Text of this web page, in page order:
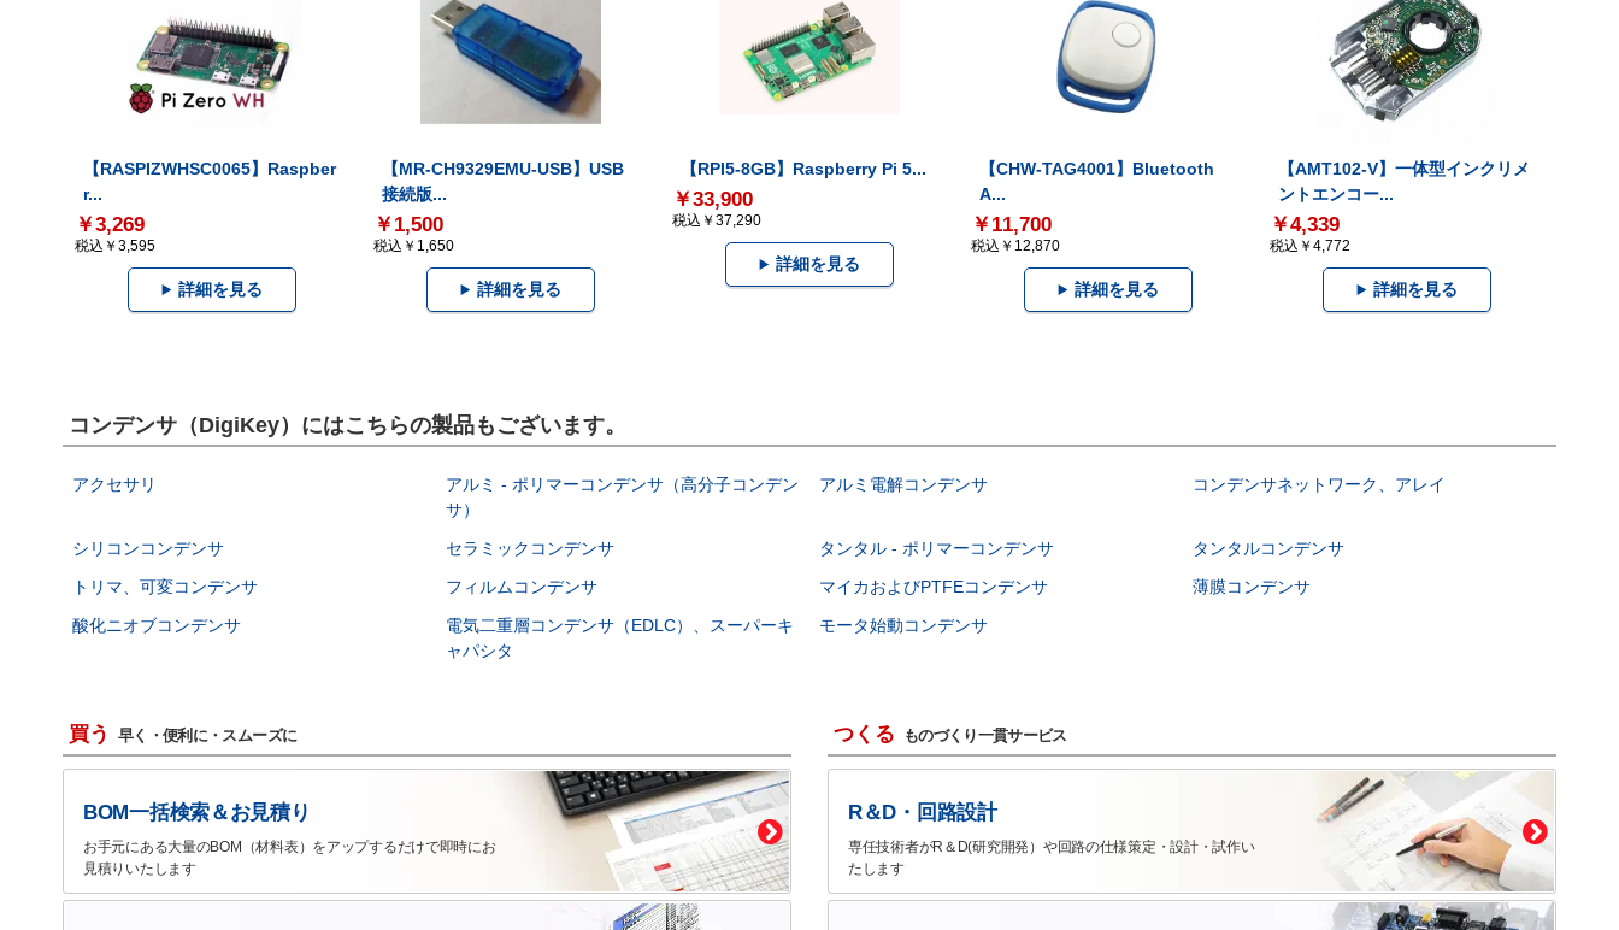
【RASPIZWHSC0065】Raspber
r...
￥3,269
税込￥3,595
詳細を見る
【MR-CH9329EMU-USB】USB
接続版...
￥1,500
税込￥1,650
詳細を見る
【RPI5-8GB】Raspberry Pi 5...
￥33,900
税込￥37,290
詳細を見る
【CHW-TAG4001】Bluetooth
A...
￥11,700
税込￥12,870
詳細を見る
【AMT102-V】一体型インクリメ
ントエンコー...
￥4,339
税込￥4,772
詳細を見る
コンデンサ（DigiKey）にはこちらの製品もございます。
アクセサリ
アルミ - ポリマーコンデンサ（高分子コンデン
サ）
アルミ電解コンデンサ コンデンサネットワーク、アレイ
シリコンコンデンサ セラミックコンデンサ タンタル - ポリマーコンデンサ
タンタルコンデンサ
トリマ、可変コンデンサ
フィルムコンデンサ マイカおよびPTFEコンデンサ
薄膜コンデンサ
酸化ニオブコンデンサ
電気二重層コンデンサ（EDLC）、スーパーキ
ャパシタ
モータ始動コンデンサ
買う 早く・便利に・スムーズに
BOM一括検索＆お見積り
お手元にある大量のBOM（材料表）をアップするだけで即時にお
見積りいたします
つくる ものづくり一貫サービス
R＆D・回路設計
専任技術者がR＆D(研究開発）や回路の仕様策定・設計・試作い
たします